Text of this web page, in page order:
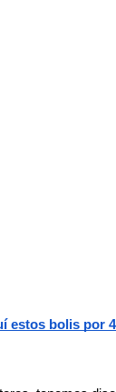
estos bolis por